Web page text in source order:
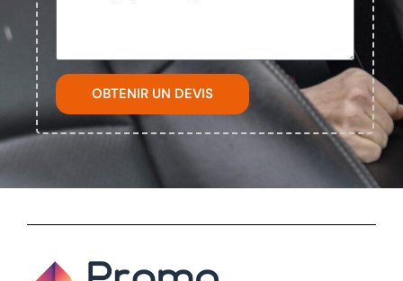
OBTENIR UN DEVIS